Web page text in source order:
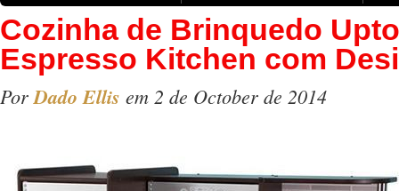
Cozinha de Brinquedo
Espresso Kitchen com
PorDado Ellis em 2 de October de 2014